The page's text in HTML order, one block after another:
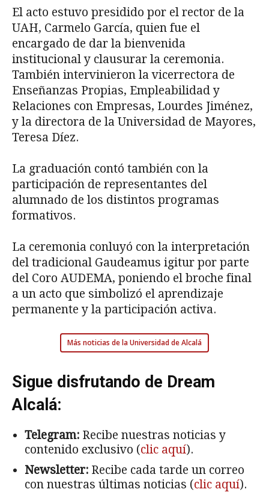
El acto estuvo presidido por el rector de la
UAH, Carmelo García, quien fue el
encargado de dar la bienvenida
institucional y clausurar la ceremonia.
También intervinieron la vicerrectora de
Enseñanzas Propias, Empleabilidad y
Relaciones con Empresas, Lourdes Jiménez,
y la directora de la Universidad de Mayores,
Teresa Díez.
La graduación contó también con la
participación de representantes del
alumnado de los distintos programas
formativos.
La ceremonia conluyó con la interpretación
del tradicional Gaudeamus igitur por parte
del Coro AUDEMA, poniendo el broche final
a un acto que simbolizó el aprendizaje
permanente y la participación activa.
Más noticias de la Universidad de Alcalá
Sigue disfrutando de Dream
Alcalá:
Telegram: Recibe nuestras noticias y
contenido exclusivo (clic aquí).
Newsletter: Recibe cada tarde un correo
con nuestras últimas noticias (clic aquí).